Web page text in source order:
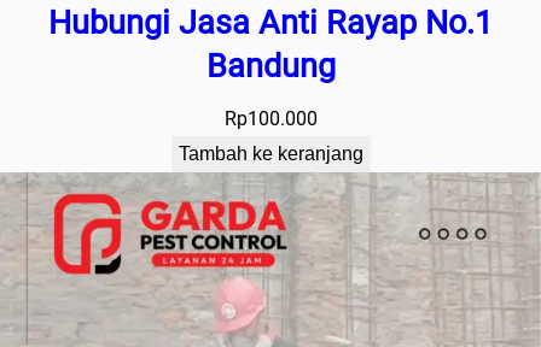
Hubungi Jasa Anti Rayap No.1
Bandung
Rp100.000
Tambah ke keranjang